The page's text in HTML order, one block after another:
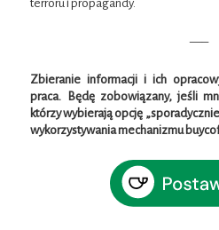
terroru i propagandy.
—–
Zbieranie informacji i ich
praca. Będę zobowiązany, jeśli
którzy wybierają opcję
wykorzystywania mechanizmu